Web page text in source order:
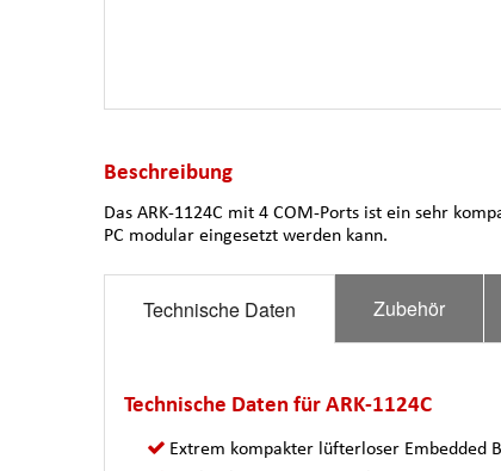
Beschreibung
Das ARK-1124C mit 4 COM-Ports ist ein sehr
PC modular eingesetzt werden kann.
Technische Daten Zubehör
Technische Daten für ARK-1124C
Extrem kompakter lüfterloser Embedded